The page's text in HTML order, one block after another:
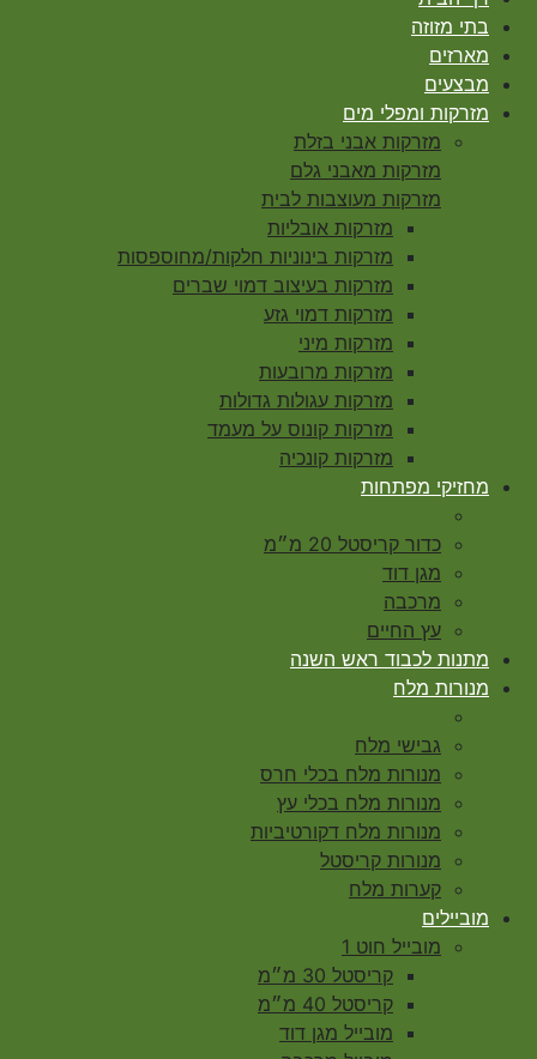
בתי מזוזה
מארזים
מבצעים
מזרקות ומפלי מים
מזרקות אבני בזלת
מזרקות מאבני גלם
מזרקות מעוצבות לבית
מזרקות אובליות
מזרקות בינוניות חלקות/מחוספסות
מזרקות בעיצוב דמוי שברים
מזרקות דמוי גזע
מזרקות מיני
מזרקות מרובעות
מזרקות עגולות גדולות
מזרקות קונוס על מעמד
מזרקות קונכיה
מחזיקי מפתחות
כדור קריסטל 20 מ״מ
מגן דוד
מרכבה
עץ החיים
מתנות לכבוד ראש השנה
מנורות מלח
גבישי מלח
מנורות מלח בכלי חרס
מנורות מלח בכלי עץ
מנורות מלח דקורטיביות
מנורות קריסטל
קערות מלח
מוביילים
מובייל חוט 1
קריסטל 30 מ״מ
קריסטל 40 מ״מ
מובייל מגן דוד